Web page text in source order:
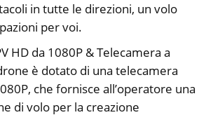
in tutte le direzioni, un volo
per voi.
HD da 1080P & Telecamera a
è dotato di una telecamera
che fornisce all’operatore una
di volo per la creazione